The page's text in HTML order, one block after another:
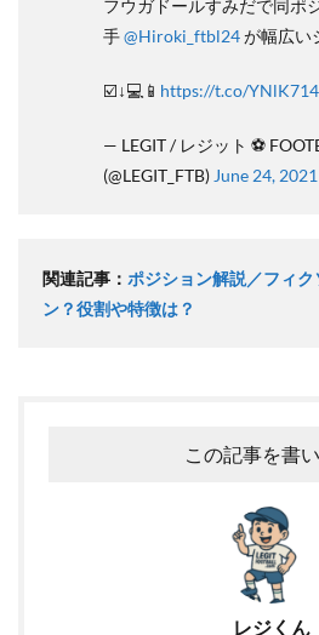
フウガドールすみだで同ポ
手@Hiroki_ftbl24が幅広
☑️↓💻📱 https://t.co/
— LEGIT / レジット ⚽
(@LEGIT_FTB) June 24, 2021
関連記事： ポジション解説／フィ
ン？役割や特徴は？
この記事を書
レジくん